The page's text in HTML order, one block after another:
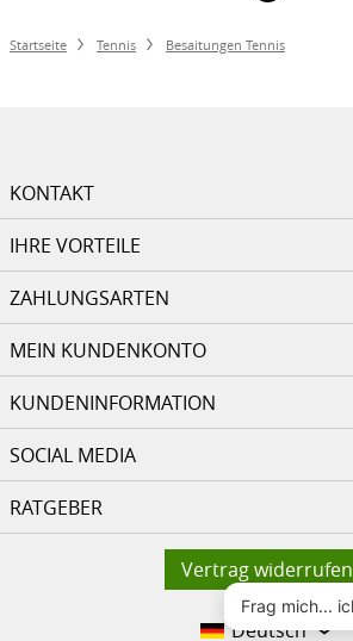
Startseite Tennis Besaitungen Tennis
KONTAKT
IHRE VORTEILE
ZAHLUNGSARTEN
MEIN KUNDENKONTO
KUNDENINFORMATION
SOCIAL MEDIA
RATGEBER
Vertrag widerrufen
Deutsch